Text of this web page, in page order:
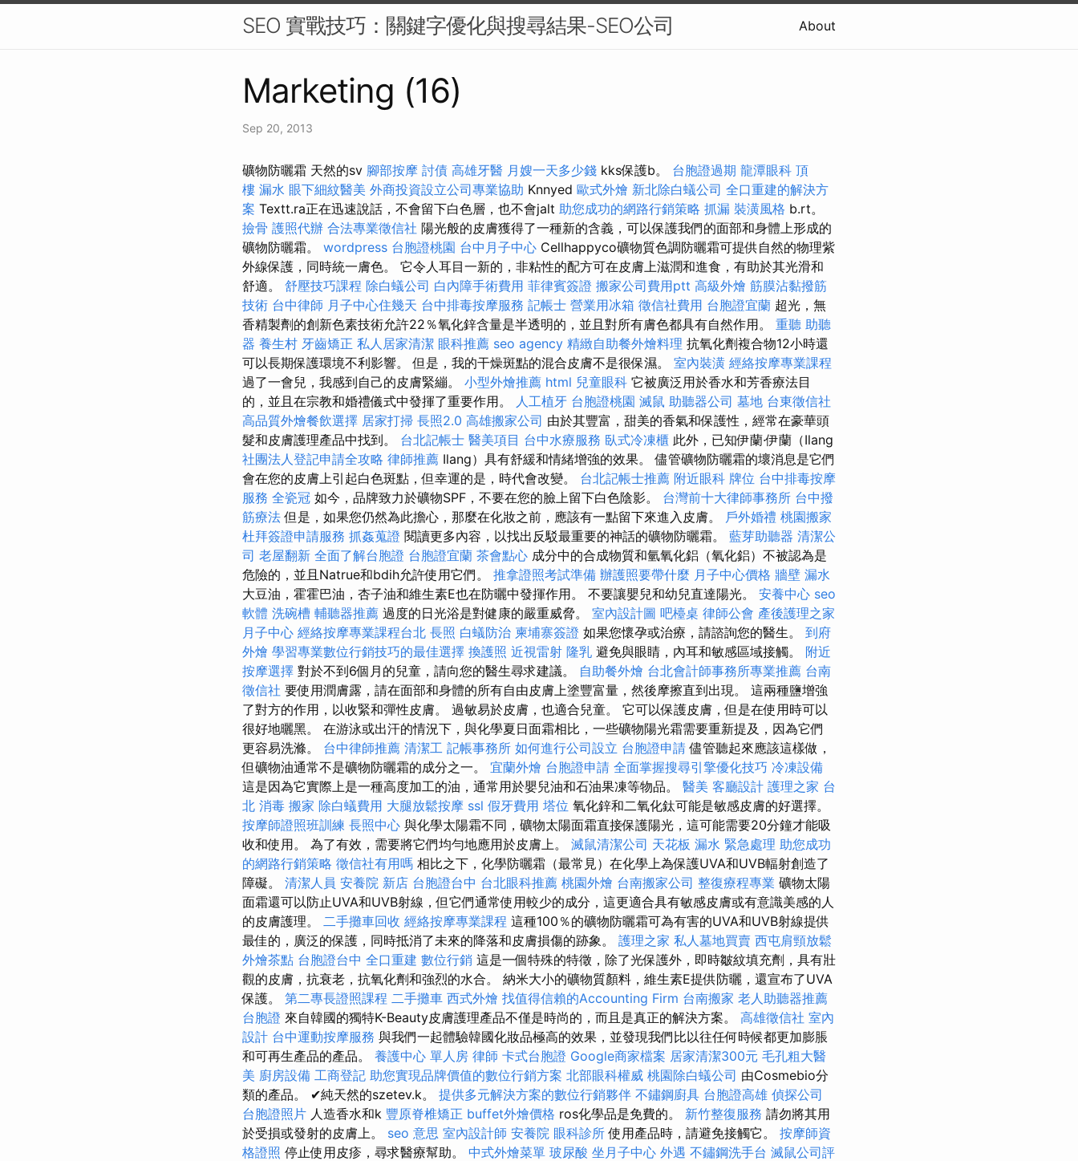
SEO 實戰技巧：關鍵字優化與搜尋結果-SEO公司 About
Marketing (16)
Sep 20, 2013
礦物防曬霜 天然的sv 腳部按摩 討債 高雄牙醫 月嫂一天多少錢 kks保護b。 台胞證過期 龍潭眼科 頂
樓 漏水 眼下細紋醫美 外商投資設立公司專業協助 Knnyed 歐式外燴 新北除白蟻公司 全口重建的解決方
案 Textt.ra正在迅速說話，不會留下白色層，也不會jalt 助您成功的網路行銷策略 抓漏 裝潢風格 b.rt。
撿骨 護照代辦 合法專業徵信社 陽光般的皮膚獲得了一種新的含義，可以保護我們的面部和身體上形成的
礦物防曬霜。 wordpress 台胞證桃園 台中月子中心 Cellhappyco礦物質色調防曬霜可提供自然的物理紫
外線保護，同時統一膚色。 它令人耳目一新的，非粘性的配方可在皮膚上滋潤和進食，有助於其光滑和
舒適。 舒壓技巧課程 除白蟻公司 白內障手術費用 菲律賓簽證 搬家公司費用ptt 高級外燴 筋膜沾黏撥筋
技術 台中律師 月子中心住幾天 台中排毒按摩服務 記帳士 營業用冰箱 徵信社費用 台胞證宜蘭 超光，無
香精製劑的創新色素技術允許22％氧化鋅含量是半透明的，並且對所有膚色都具有自然作用。 重聽 助聽
器 養生村 牙齒矯正 私人居家清潔 眼科推薦 seo agency 精緻自助餐外燴料理 抗氧化劑複合物12小時還
可以長期保護環境不利影響。 但是，我的干燥斑點的混合皮膚不是很保濕。 室內裝潢 經絡按摩專業課程
過了一會兒，我感到自己的皮膚緊繃。 小型外燴推薦 html 兒童眼科 它被廣泛用於香水和芳香療法目
的，並且在宗教和婚禮儀式中發揮了重要作用。
人工植牙 台胞證桃園 滅鼠 助聽器公司 墓地 台東徵信社
高品質外燴餐飲選擇 居家打掃 長照2.0 高雄搬家公司 由於其豐富，甜美的香氣和保護性，經常在豪華頭
髮和皮膚護理產品中找到。 台北記帳士 醫美項目 台中水療服務 臥式冷凍櫃 此外，已知伊蘭·伊蘭（Ilang
社團法人登記申請全攻略 律師推薦 Ilang）具有舒緩和情緒增強的效果。 儘管礦物防曬霜的壞消息是它們
會在您的皮膚上引起白色斑點，但幸運的是，時代會改變。 台北記帳士推薦 附近眼科 牌位 台中排毒按摩
服務 全瓷冠 如今，品牌致力於礦物SPF，不要在您的臉上留下白色陰影。 台灣前十大律師事務所 台中撥
筋療法 但是，如果您仍然為此擔心，那麼在化妝之前，應該有一點留下來進入皮膚。 戶外婚禮 桃園搬家
杜拜簽證申請服務 抓姦蒐證 閱讀更多內容，以找出反駁最重要的神話的礦物防曬霜。 藍芽助聽器 清潔公
司 老屋翻新 全面了解台胞證 台胞證宜蘭 茶會點心 成分中的合成物質和氫氧化鋁（氧化鋁）不被認為是
危險的，並且Natrue和bdih允許使用它們。 推拿證照考試準備 辦護照要帶什麼 月子中心價格 牆壁 漏水
大豆油，霍霍巴油，杏子油和維生素E也在防曬中發揮作用。 不要讓嬰兒和幼兒直達陽光。 安養中心 seo
軟體 洗碗槽 輔聽器推薦 過度的日光浴是對健康的嚴重威脅。 室內設計圖 吧檯桌 律師公會 產後護理之家
月子中心 經絡按摩專業課程台北 長照 白蟻防治 柬埔寨簽證 如果您懷孕或治療，請諮詢您的醫生。 到府
外燴 學習專業數位行銷技巧的最佳選擇 換護照 近視雷射 隆乳 避免與眼睛，內耳和敏感區域接觸。 附近
按摩選擇 對於不到6個月的兒童，請向您的醫生尋求建議。 自助餐外燴 台北會計師事務所專業推薦 台南
徵信社 要使用潤膚露，請在面部和身體的所有自由皮膚上塗豐富量，然後摩擦直到出現。 這兩種鹽增強
了對方的作用，以收緊和彈性皮膚。 過敏易於皮膚，也適合兒童。 它可以保護皮膚，但是在使用時可以
很好地曬黑。 在游泳或出汗的情況下，與化學夏日面霜相比，一些礦物陽光霜需要重新提及，因為它們
更容易洗滌。 台中律師推薦 清潔工 記帳事務所 如何進行公司設立 台胞證申請 儘管聽起來應該這樣做，
但礦物油通常不是礦物防曬霜的成分之一。 宜蘭外燴 台胞證申請 全面掌握搜尋引擎優化技巧 冷凍設備
這是因為它實際上是一種高度加工的油，通常用於嬰兒油和石油果凍等物品。 醫美 客廳設計 護理之家 台
北 消毒 搬家 除白蟻費用 大腿放鬆按摩 ssl 假牙費用 塔位 氧化鋅和二氧化鈦可能是敏感皮膚的好選擇。
按摩師證照班訓練 長照中心 與化學太陽霜不同，礦物太陽面霜直接保護陽光，這可能需要20分鐘才能吸
收和使用。 為了有效，需要將它們均勻地應用於皮膚上。 滅鼠清潔公司 天花板 漏水 緊急處理 助您成功
的網路行銷策略 徵信社有用嗎 相比之下，化學防曬霜（最常見）在化學上為保護UVA和UVB輻射創造了
障礙。 清潔人員 安養院 新店 台胞證台中 台北眼科推薦 桃園外燴 台南搬家公司 整復療程專業 礦物太陽
面霜還可以防止UVA和UVB射線，但它們通常使用較少的成分，這更適合具有敏感皮膚或有意識美感的人
的皮膚護理。 二手攤車回收 經絡按摩專業課程 這種100％的礦物防曬霜可為有害的UVA和UVB射線提供
最佳的，廣泛的保護，同時抵消了未來的降落和皮膚損傷的跡象。 護理之家 私人墓地買賣 西屯肩頸放鬆
外燴茶點 台胞證台中 全口重建 數位行銷 這是一個特殊的特徵，除了光保護外，即時皺紋填充劑，具有壯
觀的皮膚，抗衰老，抗氧化劑和強烈的水合。 納米大小的礦物質顏料，維生素E提供防曬，還宣布了UVA
保護。 第二專長證照課程 二手攤車 西式外燴 找值得信賴的Accounting Firm 台南搬家 老人助聽器推薦
台胞證 來自韓國的獨特K-Beauty皮膚護理產品不僅是時尚的，而且是真正的解決方案。 高雄徵信社 室內
設計 台中運動按摩服務 與我們一起體驗韓國化妝品極高的效果，並發現我們比以往任何時候都更加膨脹
和可再生產品的產品。 養護中心 單人房 律師 卡式台胞證 Google商家檔案 居家清潔300元 毛孔粗大醫
美 廚房設備 工商登記 助您實現品牌價值的數位行銷方案 北部眼科權威 桃園除白蟻公司 由Cosmebio分
類的產品。 ✔純天然的szetev.k。 提供多元解決方案的數位行銷夥伴 不鏽鋼廚具 台胞證高雄 偵探公司
台胞證照片 人造香水和k 豐原脊椎矯正 buffet外燴價格 ros化學品是免費的。 新竹整復服務 請勿將其用
於受損或發射的皮膚上。 seo 意思 室內設計師 安養院 眼科診所 使用產品時，請避免接觸它。 按摩師資
格證照 停止使用皮疹，尋求醫療幫助。 中式外燴菜單 玻尿酸 坐月子中心 外遇 不鏽鋼洗手台 滅鼠公司評